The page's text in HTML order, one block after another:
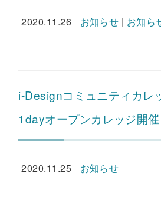
2020.11.26 お知らせ | お知ら
i-Designコミュニティカ
1dayオープンカレッジ開催
2020.11.25
お知らせ